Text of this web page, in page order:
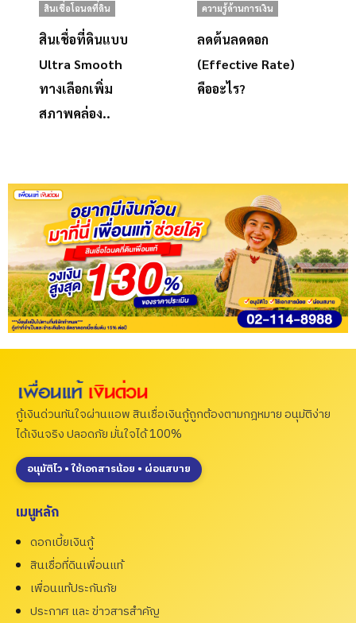
สินเชื่อโฉนดที่ดิน
สินเชื่อที่ดินแบบ
Ultra Smooth
ทางเลือกเพิ่ม
สภาพคล่อง..
ความรู้ด้านการเงิน
ลดต้นลดดอก
(Effective Rate)
คืออะไร?
กู้เงินด่วนทันใจผ่านแอพ สินเชื่อเงินกู้ถูกต้องตามกฎหมาย อนุมัติง่าย
ได้เงินจริง ปลอดภัย มั่นใจได้ 100%
อนุมัติไว • ใช้เอกสารน้อย • ผ่อนสบาย
เมนูหลัก
ดอกเบี้ยเงินกู้
สินเชื่อที่ดินเพื่อนแท้
เพื่อนแท้ประกันภัย
ประกาศ และ ข่าวสารสำคัญ